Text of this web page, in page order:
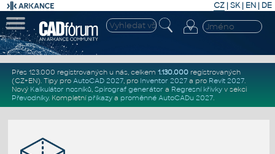
CZ | SK| EN | DE
Přes 123.000 registrovaných u nás, celkem 1.130.000registrovaných
(CZ+EN). Tipy pro AutoCAD 2027, pro Inventor 2027a pro Revit 2027.
Nový Kalkulátor nosníků, Spirograf generátor a Regresní křivkyv sekci
Převodníky. Kompletní příkazya proměnné AutoCADu 2027.